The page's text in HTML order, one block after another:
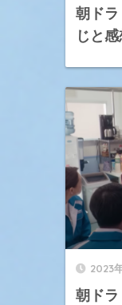
朝ド
じと
2023
朝ド